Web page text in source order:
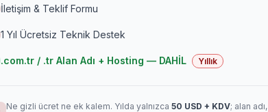
İletişim & Teklif Formu
1 Yıl Ücretsiz Teknik Destek
.com.tr / .tr Alan Adı + Hosting — DAHİL Yıllık
Ne gizli ücret ne ek kalem. Yılda yalnızca 50 USD + KDV; alan adı,